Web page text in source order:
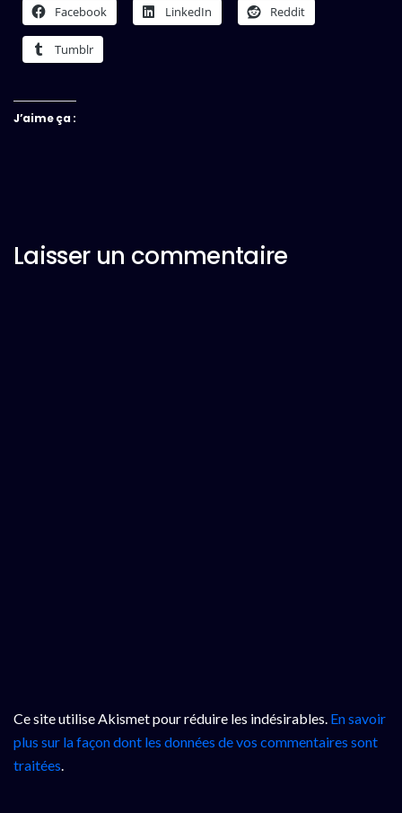
Facebook LinkedIn Reddit
Tumblr
J’aime ça :
Laisser un commentaire
Ce site utilise Akismet pour réduire les indésirables. En savoir
plus sur la façon dont les données de vos commentaires sont
traitées.